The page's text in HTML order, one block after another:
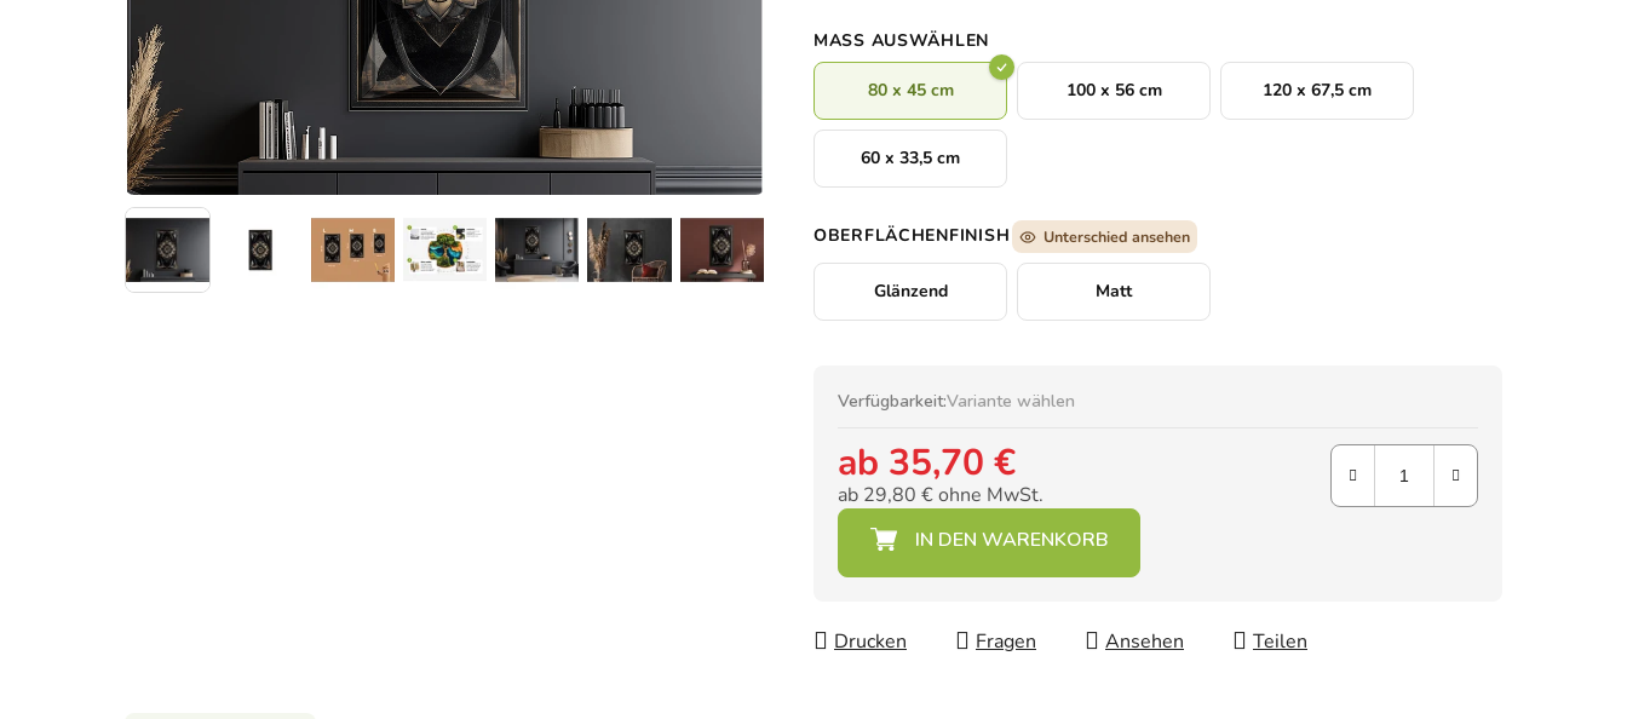
MASS AUSWÄHLEN
80 x 45 cm 100 x 56 cm 120 x 67,5 cm
60 x 33,5 cm
OBERFLÄCHENFINISH Unterschied ansehen
Glänzend Matt
Verfügbarkeit:Variante wählen
ab 35,70 €
ab 29,80 €ohne MwSt.
Verkaufspreis:
Drucken Fragen Ansehen Teilen